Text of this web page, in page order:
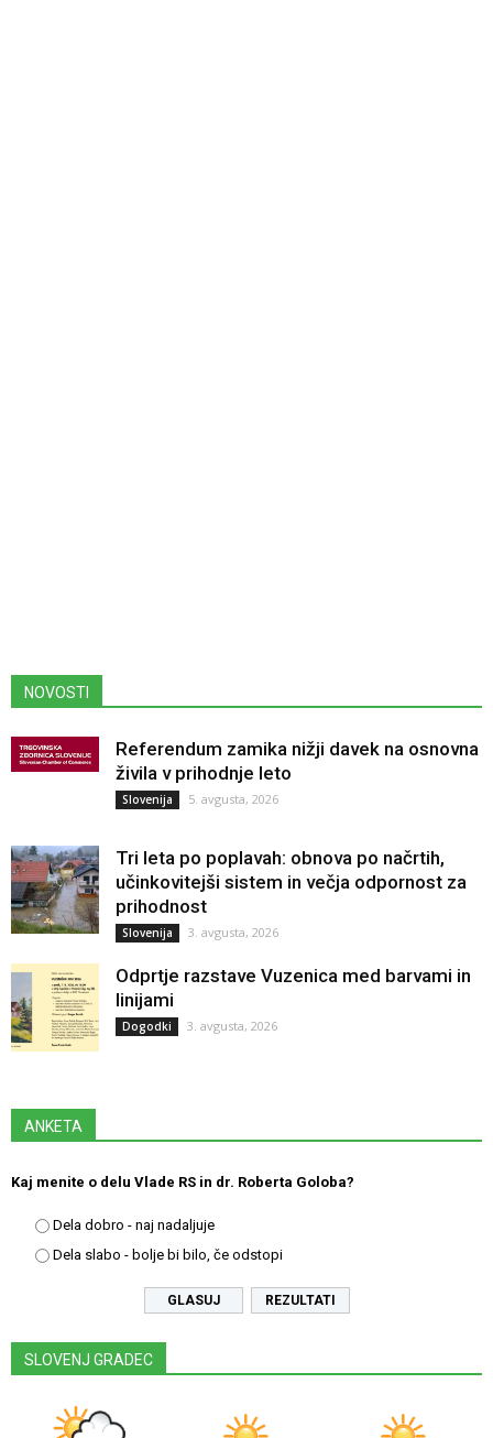
NOVOSTI
Referendum zamika nižji davek na osnovna
živila v prihodnje leto
Slovenija 5. avgusta, 2026
Tri leta po poplavah: obnova po načrtih,
učinkovitejši sistem in večja odpornost za
prihodnost
Slovenija 3. avgusta, 2026
Odprtje razstave Vuzenica med barvami in
linijami
Dogodki 3. avgusta, 2026
ANKETA
Kaj menite o delu Vlade RS in dr. Roberta Goloba?
Dela dobro - naj nadaljuje
Dela slabo - bolje bi bilo, če odstopi
REZULTATI
SLOVENJ GRADEC